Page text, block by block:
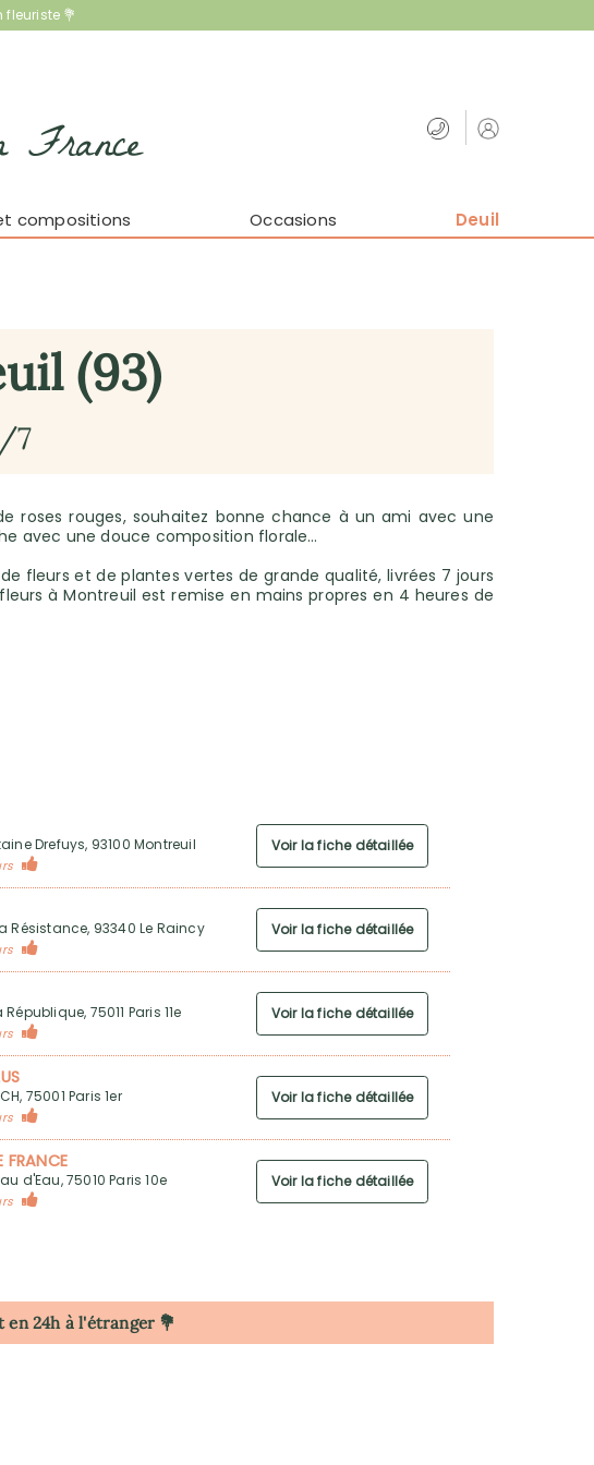
💐
France
compositions Occasions Deuil
(93)
7
roses rouges, souhaitez bonne chance à un ami avec une
avec une douce composition florale…
fleurs et de plantes vertes de grande qualité, livrées 7 jours
à Montreuil est remise en mains propres en 4 heures de
Drefuys, 93100 Montreuil Voir la fiche détaillée
Résistance, 93340 Le Raincy Voir la fiche détaillée
75011 Paris 11e Voir la fiche détaillée
75001 Paris 1er Voir la fiche détaillée
FRANCE
d'Eau, 75010 Paris 10e Voir la fiche détaillée
75020 Paris 20e Voir la fiche détaillée
en 24h à l'étranger 💐